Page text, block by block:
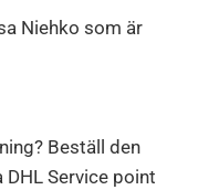
Niehko som är
Beställ den
Service point